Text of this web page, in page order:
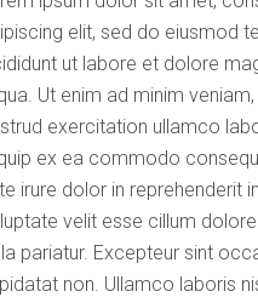
elit, sed do eiusmod
ut labore et dolore
Ut enim ad minim veniam,
exercitation ullamco
ex ea commodo
irure dolor in reprehenderit in
velit esse cillum
pariatur. Excepteur sint
non. Ullamco laboris